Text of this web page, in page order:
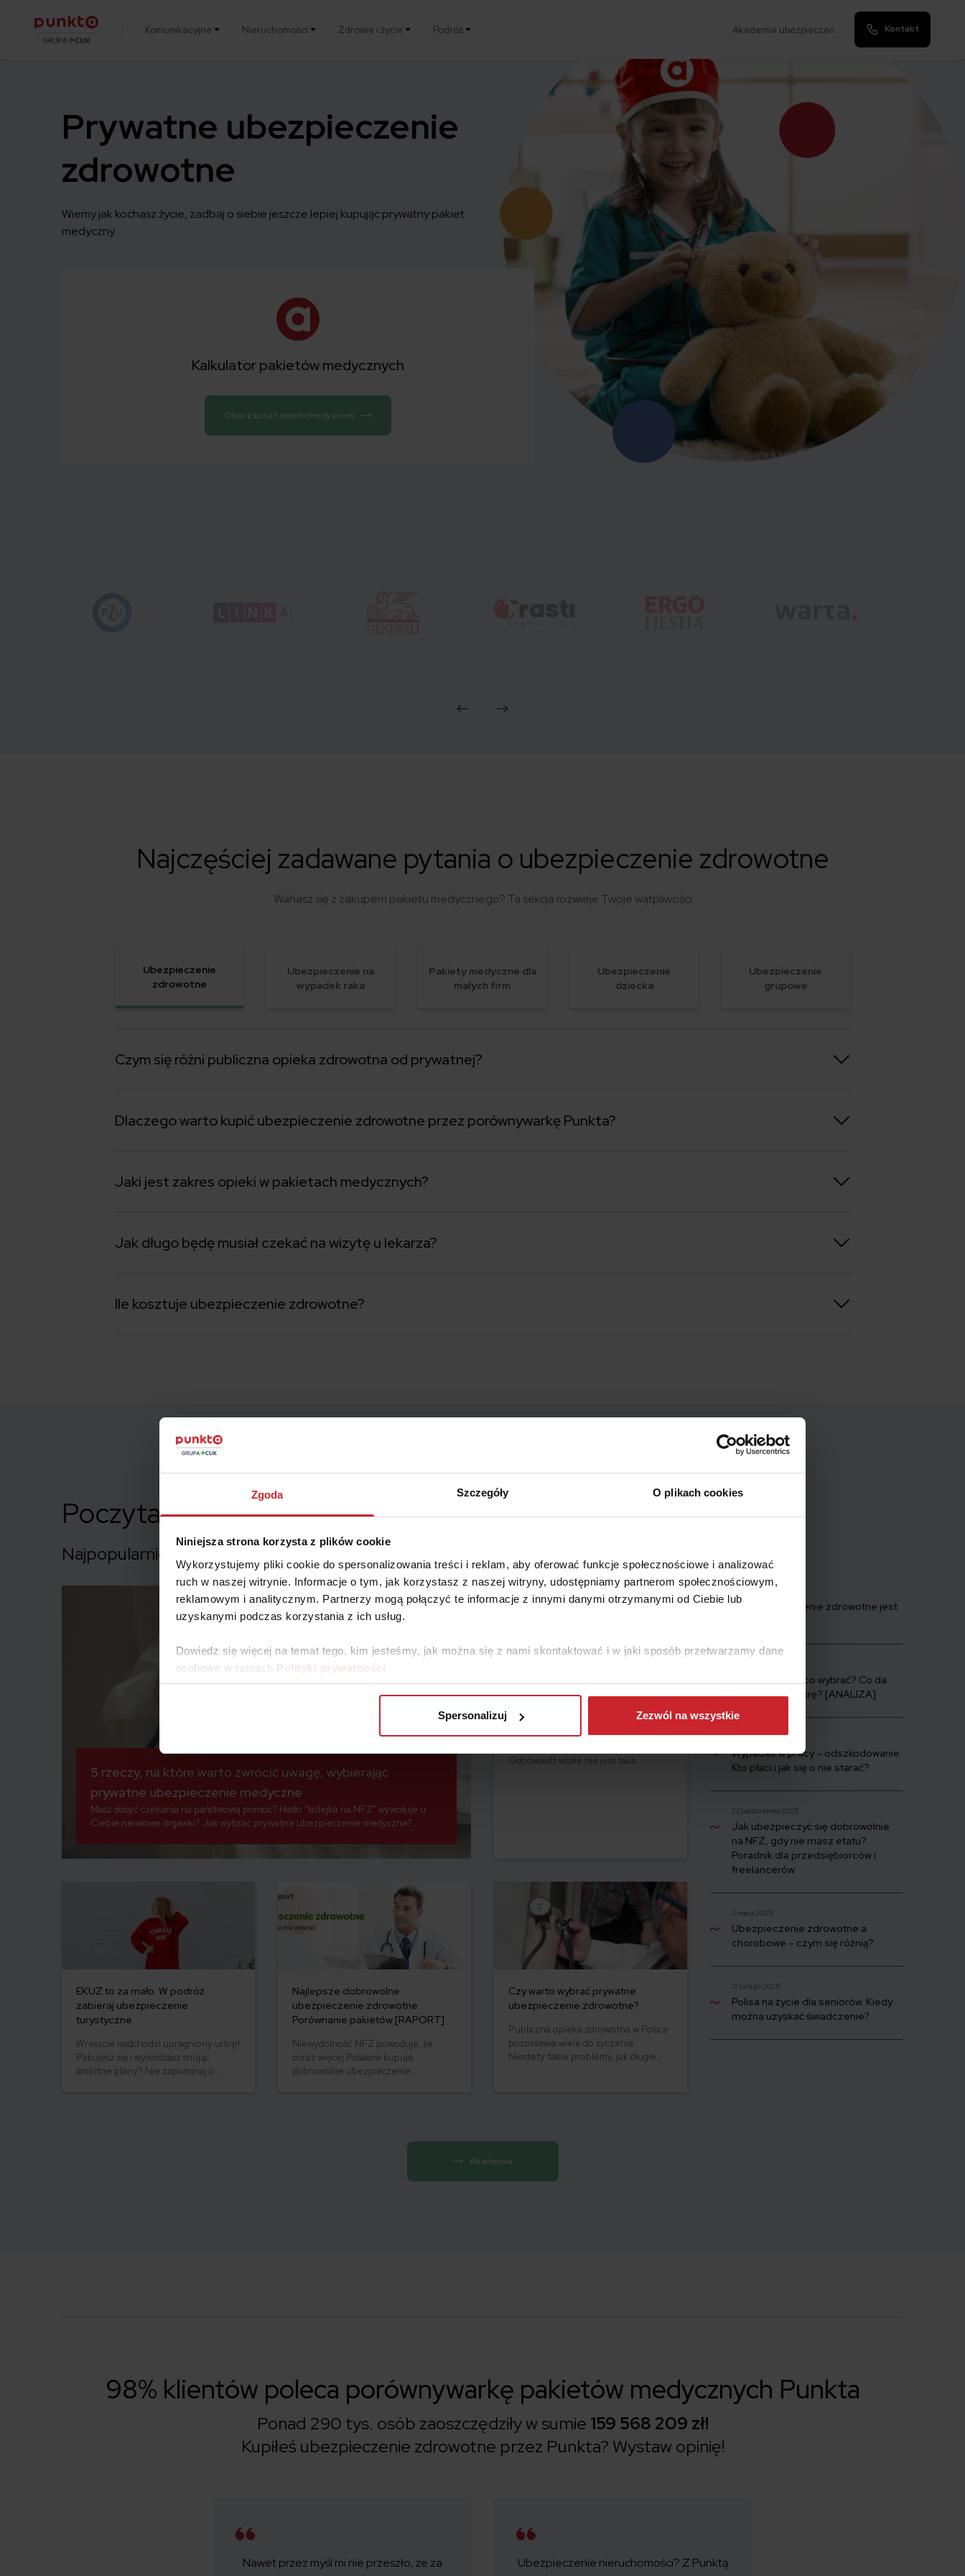
Zgoda Szczegóły O plikach cookies
Niniejsza strona korzysta z plików cookie
Wykorzystujemy pliki cookie do spersonalizowania treści i reklam, aby oferować funkcje społecznościowe i analizować
ruch w naszej witrynie. Informacje o tym, jak korzystasz z naszej witryny, udostępniamy partnerom społecznościowym,
reklamowym i analitycznym. Partnerzy mogą połączyć te informacje z innymi danymi otrzymanymi od Ciebie lub
uzyskanymi podczas korzystania z ich usług.
Dowiedz się więcej na temat tego, kim jesteśmy, jak można się z nami skontaktować i w jaki sposób przetwarzamy dane
osobowe w ramach Polityki prywatności
Spersonalizuj Zezwól na wszystkie
Komunikacyjne Nieruchomości Zdrowie i życie Podróż Akademia ubezpieczeń Kontakt
Prywatne ubezpieczenie
zdrowotne
Wiemy jak kochasz życie, zadbaj o siebie jeszcze lepiej kupując prywatny pakiet
medyczny.
Kalkulator pakietów medycznych
Oblicz koszt opieki medycznej
Najczęściej zadawane pytania o ubezpieczenie zdrowotne
Wahasz się z zakupem pakietu medycznego? Ta sekcja rozwieje Twoje wątpliwości
Ubezpieczenie
zdrowotne
Ubezpieczenie na
wypadek raka
Pakiety medyczne dla
małych firm
Ubezpieczenie
dziecka
Ubezpieczenie
grupowe
Czym się różni publiczna opieka zdrowotna od prywatnej?
Dlaczego warto kupić ubezpieczenie zdrowotne przez porównywarkę Punkta?
Jaki jest zakres opieki w pakietach medycznych?
Jak długo będę musiał czekać na wizytę u lekarza?
Ile kosztuje ubezpieczenie zdrowotne?
Poczytaj o ubezpieczeniach zdrowotnych
Najpopularniejsze posty o zdrowiu
5 rzeczy, na które warto zwrócić uwagę, wybierając
prywatne ubezpieczenie medyczne
Masz dosyć czekania na państwową pomoc? Hasło "kolejka na NFZ" wywołuje u
Ciebie nerwowe drgawki? Jak wybrać prywatne ubezpieczenie medyczne?
Czy ubezpieczenie zdrowotne
Zastanawiasz się, czy ubezpieczenie
Odpowiedź wcale nie jest taka
EKUZ to za mało. W podróż
zabieraj ubezpieczenie
turystyczne
Wreszcie nadchodzi upragniony urlop!
Pakujesz się i wyjeżdżasz snując
ambitne plany? Nie zapominaj o
Najlepsze dobrowolne
ubezpieczenie zdrowotne.
Porównanie pakietów [RAPORT]
Niewydolność NFZ powoduje, że
coraz więcej Polaków kupuje
dobrowolne ubezpieczenie
zdrowotne będzie dla Ciebie
Czy warto wybrać prywatne
ubezpieczenie zdrowotne?
Publiczna opieka zdrowotna w Polsce
pozostawia wiele do życzenia.
Niestety takie problemy, jak długie
Polaków korzysta z prywatnych
stale rośnie.
20 marca 2026
Czy ubezpieczenie zdrowotne jest
ZUS czy OFE – co wybrać? Co da
wyższą emeryturę? [ANALIZA]
8 grudnia 2025
Wypadek w pracy – odszkodowanie.
Kto płaci i jak się o nie starać?
22 października 2025
Jak ubezpieczyć się dobrowolnie
na NFZ, gdy nie masz etatu?
Poradnik dla przedsiębiorców i
freelancerów
2 marca 2025
Ubezpieczenie zdrowotne a
chorobowe – czym się różnią?
12 lutego 2025
Polisa na życie dla seniorów. Kiedy
można uzyskać świadczenie?
Akademia
98% klientów poleca porównywarkę pakietów medycznych Punkta
Ponad 290 tys. osób zaoszczędziły w sumie 159 568 209 zł!
Kupiłeś ubezpieczenie zdrowotne przez Punkta? Wystaw opinię!
Nawet przez myśl mi nie przeszło, że za
Ubezpieczenie nieruchomości? Z Punktą